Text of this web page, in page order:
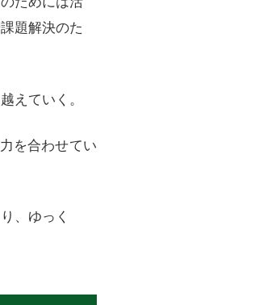
題解決のた
えていく。
を合わせてい
、ゆっく